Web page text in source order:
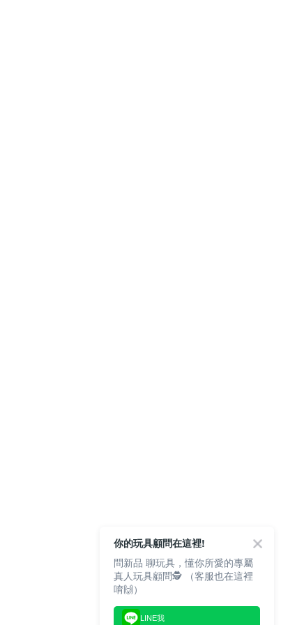
你的玩具顧問在這裡!
問新品 聊玩具，懂你所愛的專屬
真人玩具顧問🕵️ （客服也在這裡
唷🙌）
LINE我